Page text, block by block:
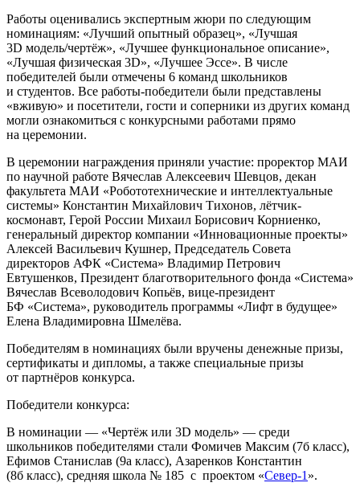
Работы оценивались экспертным жюри по следующим
номинациям: «Лучший опытный образец», «Лучшая
3D модель/чертёж», «Лучшее функциональное описание»,
«Лучшая физическая 3D», «Лучшее Эссе». В числе
победителей были отмечены 6 команд школьников
и студентов. Все работы-победители были представлены
«вживую» и посетители, гости и соперники из других команд
могли ознакомиться с конкурсными работами прямо
на церемонии.
В церемонии награждения приняли участие: проректор МАИ
по научной работе Вячеслав Алексеевич Шевцов, декан
факультета МАИ «Робототехнические и интеллектуальные
системы» Константин Михайлович Тихонов, лётчик-
космонавт, Герой России Михаил Борисович Корниенко,
генеральный директор компании «Инновационные проекты»
Алексей Васильевич Кушнер, Председатель Совета
директоров АФК «Система» Владимир Петрович
Евтушенков, Президент благотворительного фонда «Система»
Вячеслав Всеволодович Копьёв, вице-президент
БФ «Система», руководитель программы «Лифт в будущее»
Елена Владимировна Шмелёва.
Победителям в номинациях были вручены денежные призы,
сертификаты и дипломы, а также специальные призы
от партнёров конкурса.
Победители конкурса:
В номинации — «Чертёж или 3D модель» — среди
школьников победителями стали Фомичев Максим (7б класс),
Ефимов Станислав (9а класс), Азаренков Константин
(8б класс), средняя школа № 185 с проектом «Север-1 ».